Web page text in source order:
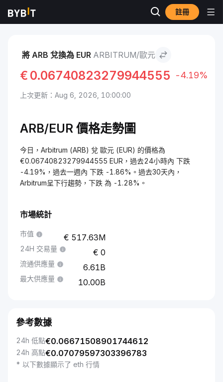
註冊
市場 Arbitrum 價格 ARB
將 ARB 兌換為 EUR ARBITRUM/歐元
€ 0.06740823279944555 -4.19%
上次更新：Aug 6, 2026, 10:00:00
ARB/EUR 價格走勢圖
今日，Arbitrum (ARB) 兌 歐元 (EUR) 的價格為
€0.06740823279944555 EUR，過去24小時內 下跌
-4.19%，過去一週內 下跌 -1.86%。過去30天內，
Arbitrum呈下行趨勢，下跌 為 -1.28%。
市場統計
市值 517.63M
24H 交易量 0
流通供應量 6.61B
最大供應量 10.00B
參考數據
24h 低點€0.06671508901744612
24h 高點€0.07079597303396783
* 以下數據顯示了 eth 行情